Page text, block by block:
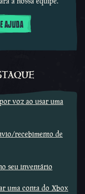
AJUDA
voz ao usar uma
recebimento de
seu inventário
uma conta do Xbox